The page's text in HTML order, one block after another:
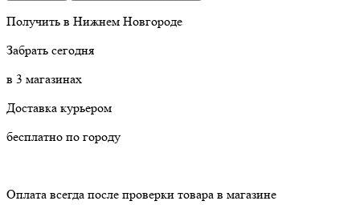
Получить в Нижнем Новгороде
Забрать сегодня
в 3 магазинах
Доставка курьером
бесплатно по городу
Оплата всегда после проверки товара в магазине